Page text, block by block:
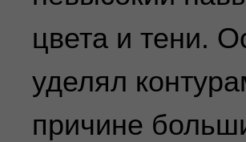
цвета и тени.
уделял
причине